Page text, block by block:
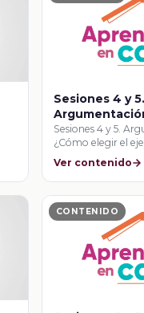
Sesiones 4 y 5.
elegir el
adecuado?
Sesiones 4 y 5.
¿Cómo elegir el
adecuado?
Ver contenido
CONTENIDO